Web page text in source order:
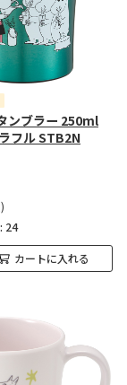
ンブラー 250ml
フル STB2N
24
カートに入れる